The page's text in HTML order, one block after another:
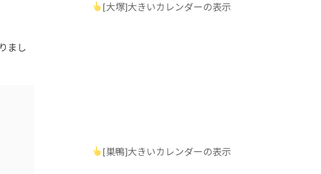
まし
[大塚]大きいカレンダーの表示
[巣鴨]大きいカレンダーの表示